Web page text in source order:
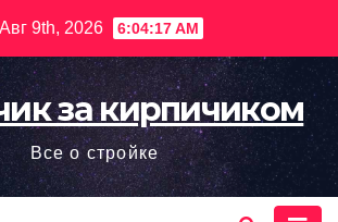
9th, 2026 6:04:19 AM
за кирпичиком
Все о стройке